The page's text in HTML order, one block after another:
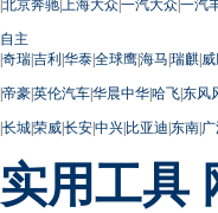
|北京奔驰| 上海大众|一汽大众|一汽
自主
|奇瑞|吉利|华泰|全球鹰|海马|瑞麒|
|帝豪|英伦汽车|华晨中华|哈飞|东风
|长城|荣威|长安|中兴|比亚迪|东南|
实用工具